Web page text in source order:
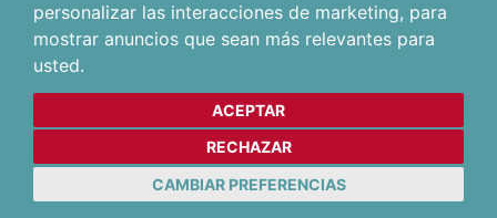
personalizar las interacciones de marketing, para
mostrar anuncios que sean más relevantes para
usted.
ACEPTAR
RECHAZAR
CAMBIAR PREFERENCIAS